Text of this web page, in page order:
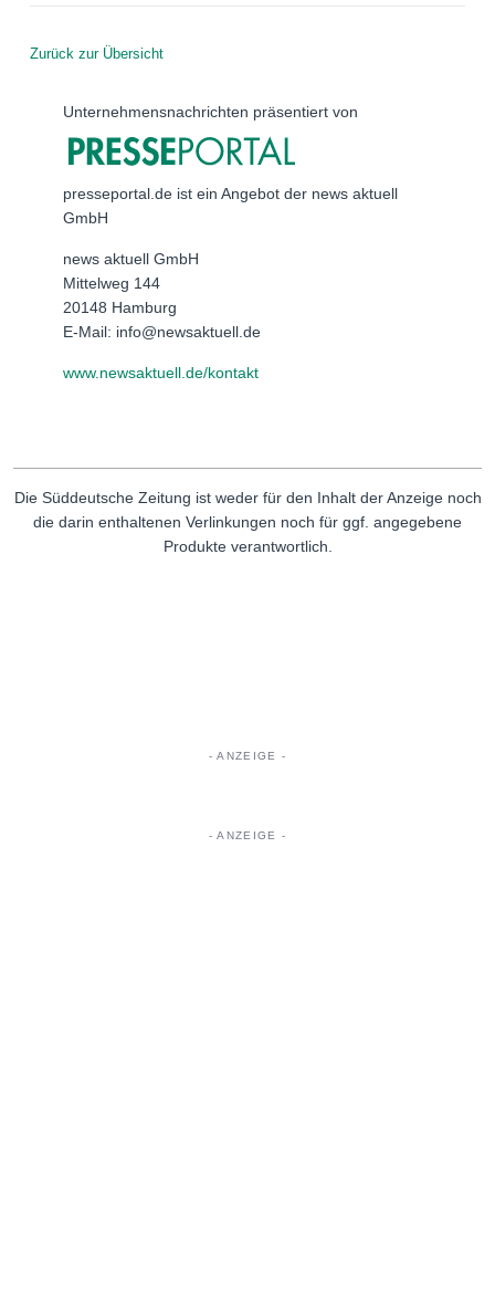
Zurück zur Übersicht
Unternehmensnachrichten präsentiert von
presseportal.de ist ein Angebot der news aktuell
GmbH
news aktuell GmbH
Mittelweg 144
20148 Hamburg
E-Mail: info@newsaktuell.de
www.newsaktuell.de/kontakt
Die Süddeutsche Zeitung ist weder für den Inhalt der Anzeige noch
die darin enthaltenen Verlinkungen noch für ggf. angegebene
Produkte verantwortlich.